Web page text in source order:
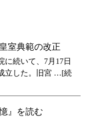
室典範の改正
に続いて、7月17日
立した。旧宮 …[続
』を読む